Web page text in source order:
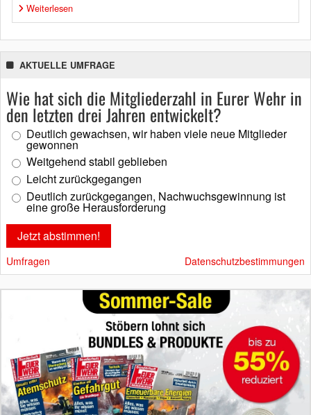
Weiterlesen
AKTUELLE UMFRAGE
Wie hat sich die Mitgliederzahl in Eurer Wehr in
den letzten drei Jahren entwickelt?
Deutlich gewachsen, wir haben viele neue Mitglieder
gewonnen
Weitgehend stabil geblieben
Leicht zurückgegangen
Deutlich zurückgegangen, Nachwuchsgewinnung ist
eine große Herausforderung
Umfragen Datenschutzbestimmungen